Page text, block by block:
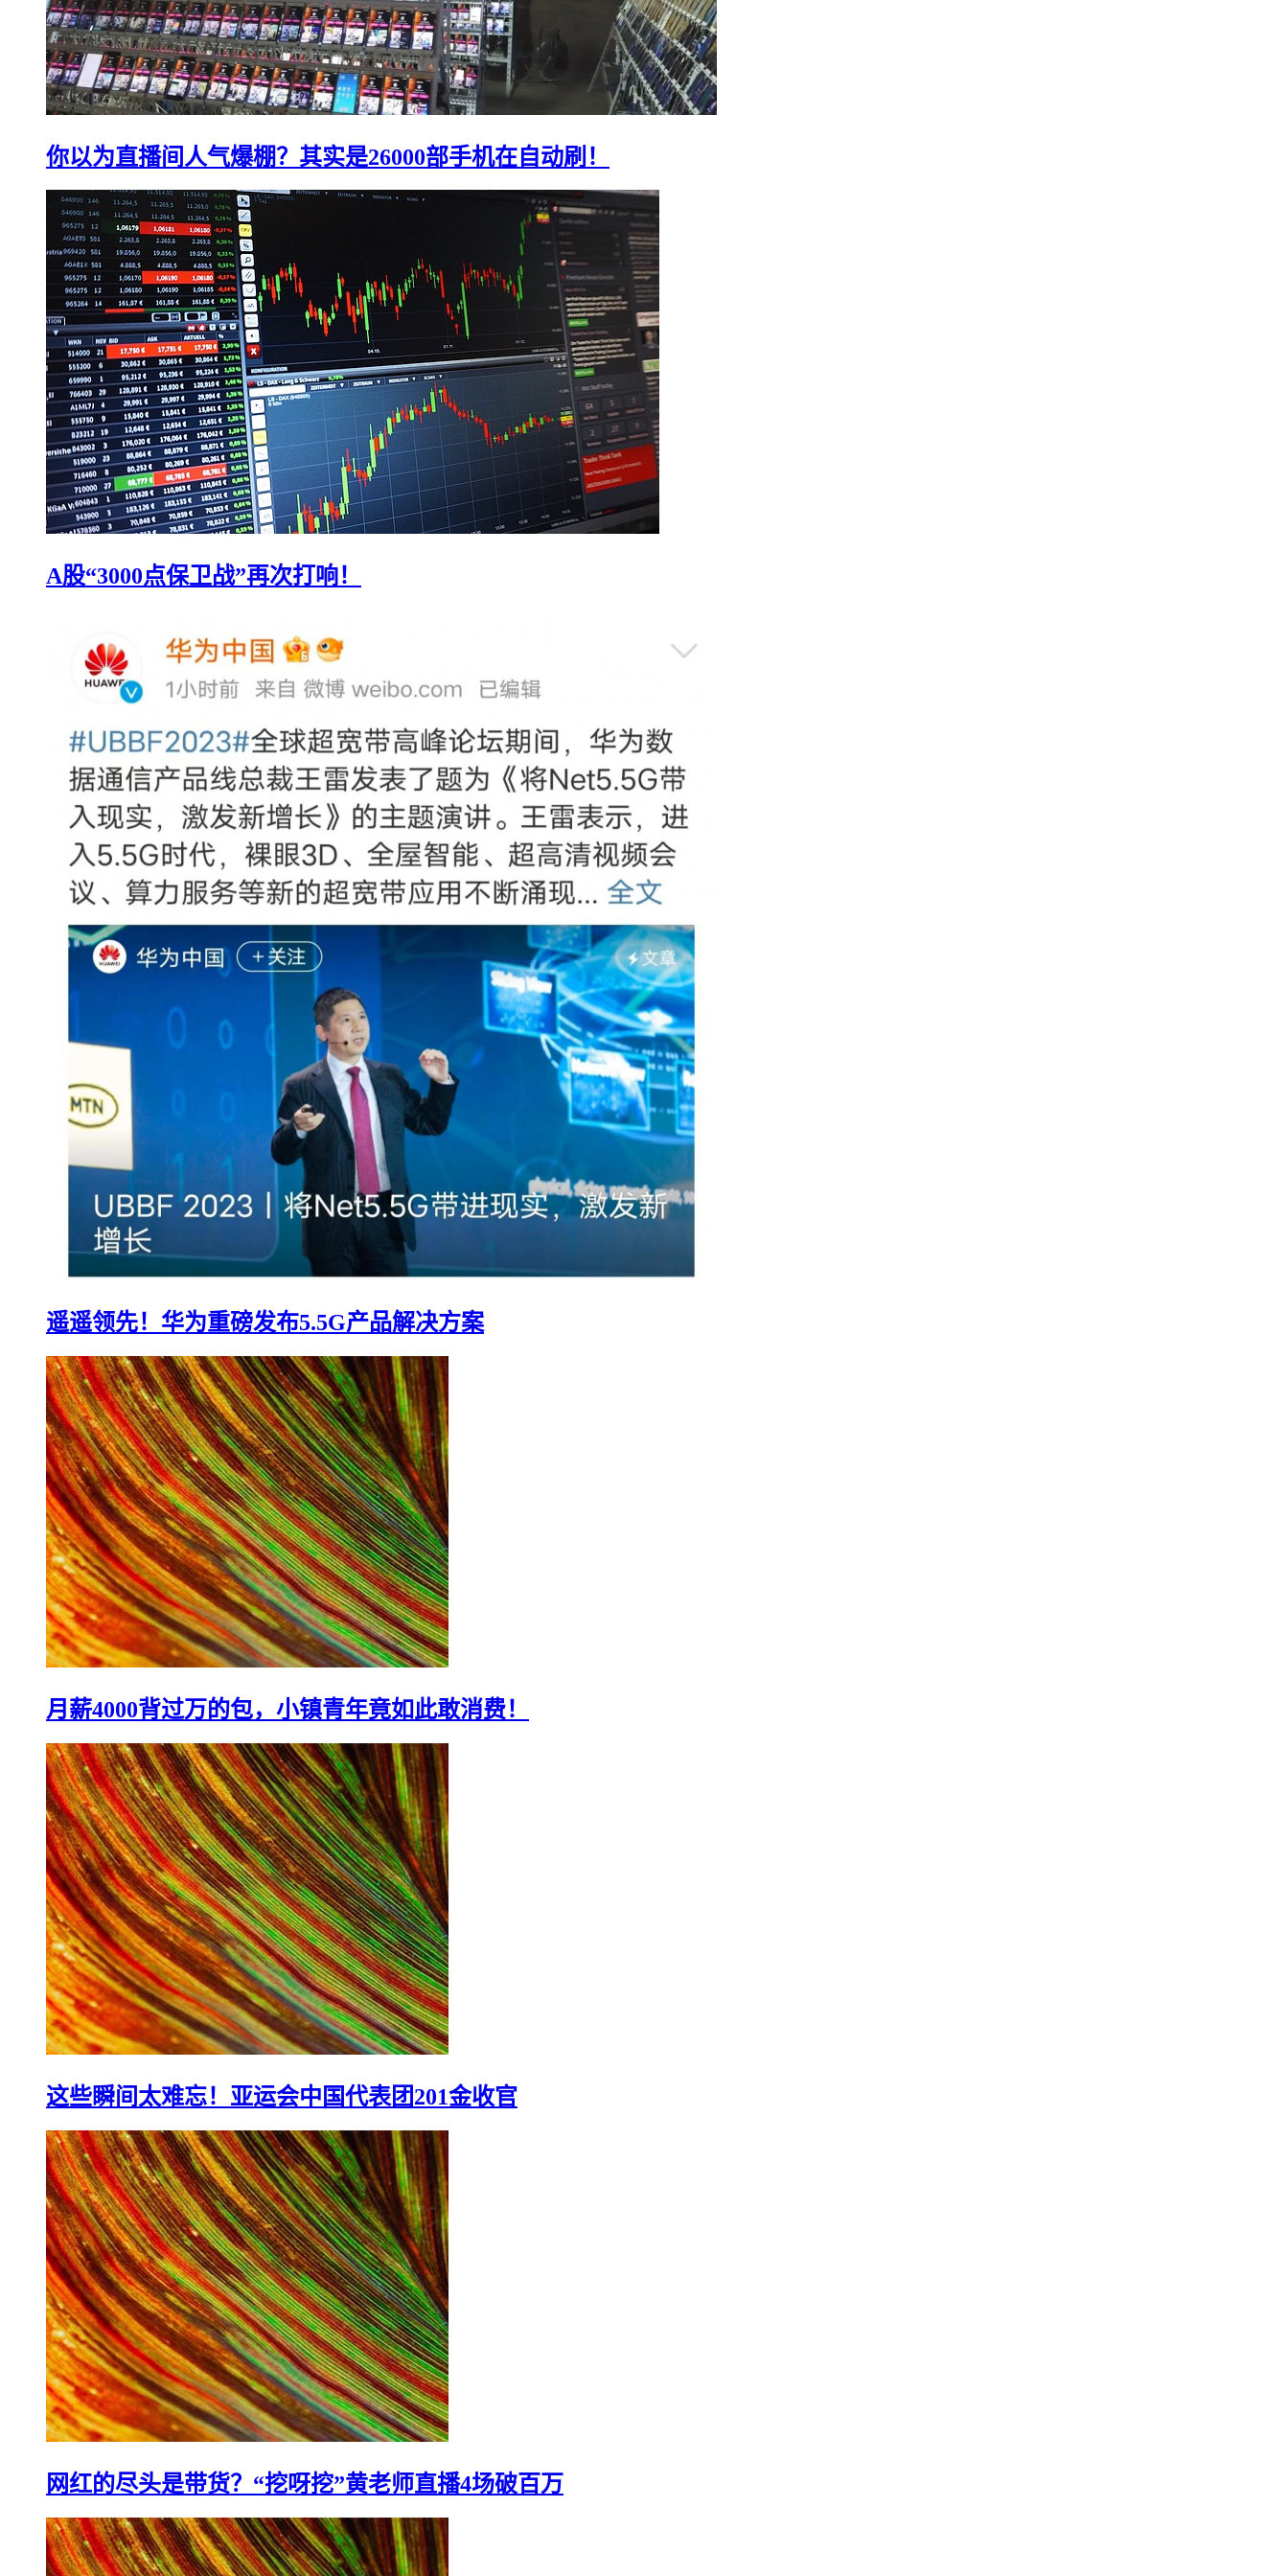
你以为直播间人气爆棚？其实是26000部手机在自动刷！
A股“3000点保卫战”再次打响！
遥遥领先！华为重磅发布5.5G产品解决方案
月薪4000背过万的包，小镇青年竟如此敢消费！
这些瞬间太难忘！亚运会中国代表团201金收官
网红的尽头是带货？“挖呀挖”黄老师直播4场破百万